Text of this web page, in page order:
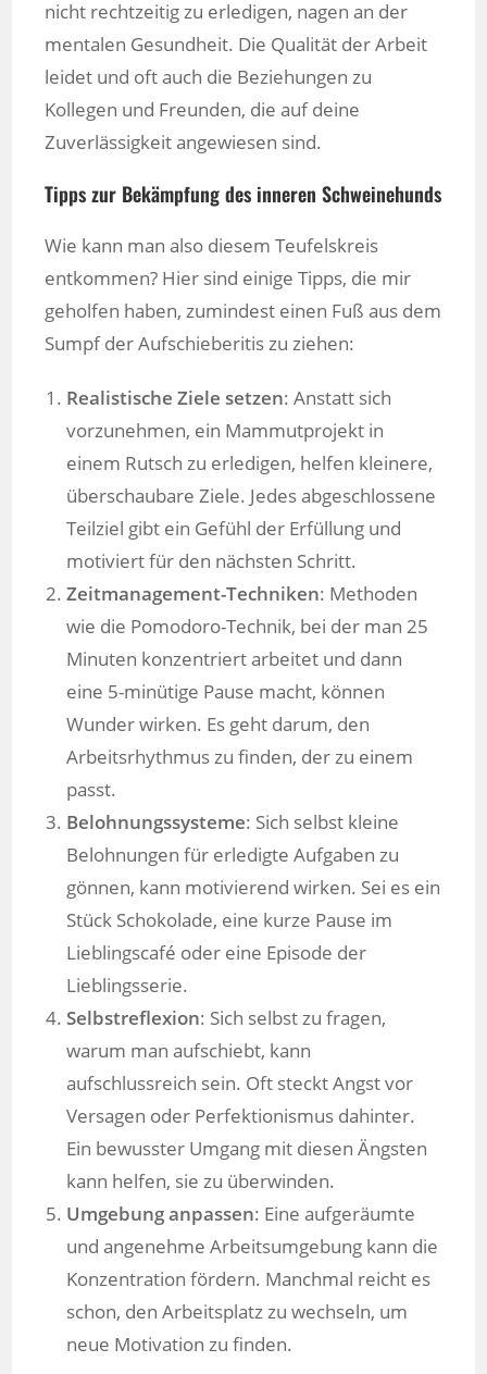
nicht rechtzeitig zu erledigen, nagen an der
mentalen Gesundheit. Die Qualität der Arbeit
leidet und oft auch die Beziehungen zu
Kollegen und Freunden, die auf deine
Zuverlässigkeit angewiesen sind.
Tipps zur Bekämpfung des inneren Schweinehunds
Wie kann man also diesem Teufelskreis
entkommen? Hier sind einige Tipps, die mir
geholfen haben, zumindest einen Fuß aus dem
Sumpf der Aufschieberitis zu ziehen:
Realistische Ziele setzen: Anstatt sich
vorzunehmen, ein Mammutprojekt in
einem Rutsch zu erledigen, helfen kleinere,
überschaubare Ziele. Jedes abgeschlossene
Teilziel gibt ein Gefühl der Erfüllung und
motiviert für den nächsten Schritt.
Zeitmanagement-Techniken: Methoden
wie die Pomodoro-Technik, bei der man 25
Minuten konzentriert arbeitet und dann
eine 5-minütige Pause macht, können
Wunder wirken. Es geht darum, den
Arbeitsrhythmus zu finden, der zu einem
passt.
Belohnungssysteme: Sich selbst kleine
Belohnungen für erledigte Aufgaben zu
gönnen, kann motivierend wirken. Sei es ein
Stück Schokolade, eine kurze Pause im
Lieblingscafé oder eine Episode der
Lieblingsserie.
Selbstreflexion: Sich selbst zu fragen,
warum man aufschiebt, kann
aufschlussreich sein. Oft steckt Angst vor
Versagen oder Perfektionismus dahinter.
Ein bewusster Umgang mit diesen Ängsten
kann helfen, sie zu überwinden.
Umgebung anpassen: Eine aufgeräumte
und angenehme Arbeitsumgebung kann die
Konzentration fördern. Manchmal reicht es
schon, den Arbeitsplatz zu wechseln, um
neue Motivation zu finden.